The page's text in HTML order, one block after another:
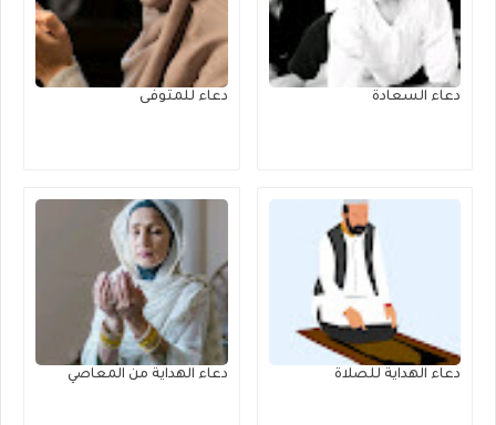
دعاء السعادة دعاء للمتوفى
دعاء الهداية للصلاة دعاء الهداية من المعاصي